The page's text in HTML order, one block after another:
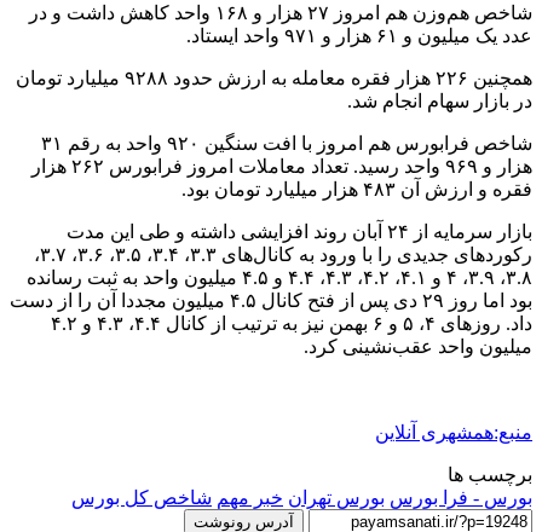
شاخص هم‌وزن هم امروز ۲۷ هزار و ۱۶۸ واحد کاهش داشت و در
عدد یک میلیون و ۶۱ هزار و ۹۷۱ واحد ایستاد.
همچنین ۲۲۶ هزار فقره معامله به ارزش حدود ۹۲۸۸ میلیارد تومان
در بازار سهام انجام شد.
شاخص فرابورس هم امروز با افت سنگین ۹۲۰ واحد به رقم ۳۱
هزار و ۹۶۹ واحد رسید. تعداد معاملات امروز فرابورس ۲۶۲ هزار
فقره و ارزش آن ۴۸۳ هزار میلیارد تومان بود.
بازار سرمایه از ۲۴ آبان روند افزایشی داشته و طی این مدت
رکوردهای جدیدی را با ورود به کانال‌های ۳.۳، ۳.۴، ۳.۵، ۳.۶، ۳.۷،
۳.۸، ۳.۹، ۴ و ۴.۱، ۴.۲، ۴.۳، ۴.۴ و ۴.۵ میلیون واحد به ثبت رسانده
بود اما روز ۲۹ دی پس از فتح کانال ۴.۵ میلیون مجددا آن را از دست
داد. روزهای ۴، ۵ و ۶ بهمن نیز به ترتیب از کانال ۴.۴، ۴.۳ و ۴.۲
میلیون واحد عقب‌نشینی کرد.
منبع:همشهری آنلاین
برچسب ها
بورس - فرا بورس بورس تهران خبر مهم شاخص کل بورس
آدرس رونوشت